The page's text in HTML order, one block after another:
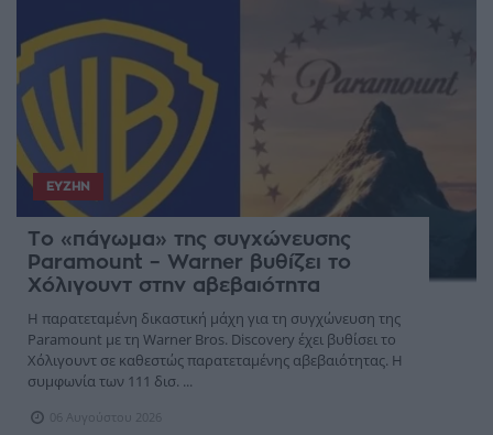
ΕΥΖΗΝ
Το «πάγωμα» της συγχώνευσης
Paramount – Warner βυθίζει το
Χόλιγουντ στην αβεβαιότητα
Η παρατεταμένη δικαστική μάχη για τη συγχώνευση της
Paramount με τη Warner Bros. Discovery έχει βυθίσει το
Χόλιγουντ σε καθεστώς παρατεταμένης αβεβαιότητας. Η
συμφωνία των 111 δισ. ...
06 Αυγούστου 2026